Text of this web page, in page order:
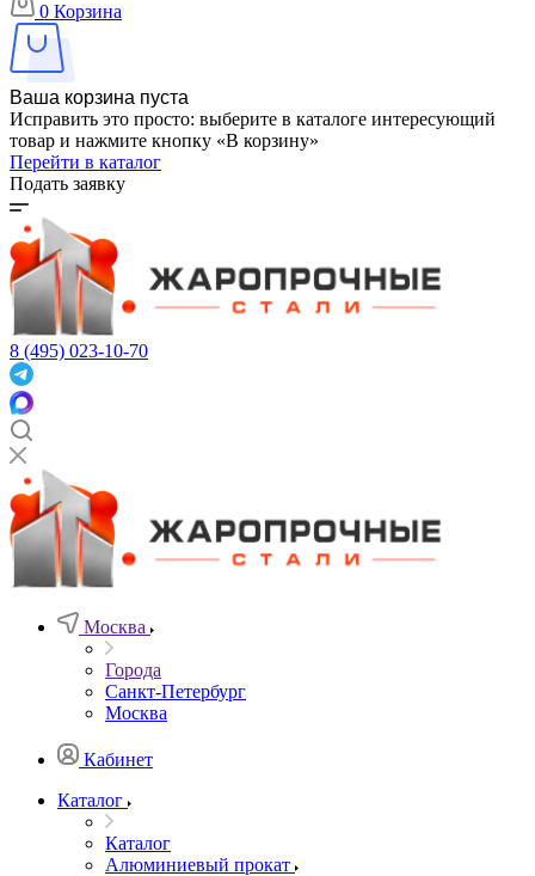
0 Корзина
Ваша корзина пуста
Исправить это просто: выберите в каталоге интересующий
товар и нажмите кнопку «В корзину»
Перейти в каталог
Подать заявку
8 (495) 023-10-70
Москва
Города
Санкт-Петербург
Москва
Кабинет
Каталог
Каталог
Алюминиевый прокат